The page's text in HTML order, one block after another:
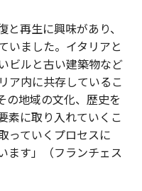
と再生に興味があり、
いました。イタリアと
ビルと古い建築物など
ア内に共存しているこ
の地域の文化、歴史を
素に取り入れていくこ
っていくプロセスに
ます」（フランチェス